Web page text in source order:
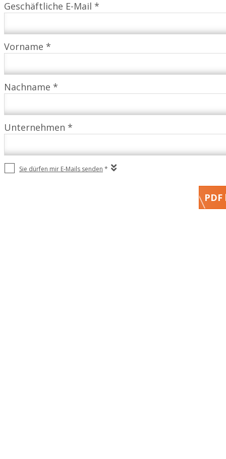
Geschäftliche E-Mail *
Vorname *
Nachname *
Unternehmen *
Sie dürfen mir E-Mails senden *